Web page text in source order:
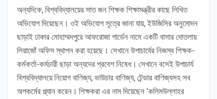
অন্যদিকে, বিশ্ববিদ্যালয়ের সাত জন শিক্ষক শিক্ষামন্ত্রীর কাছে লিখিত
অভিযোগ দিয়েছেন। ওই অভিযোগ সূত্রে জানা যায়, ইউজিসির অনুমোদন
ছাড়াই ঢাকার মোহাম্মদপুরে আফরোজা গার্ডেন নামে একটি বাসার দোতলায়
লিয়াজোঁ অফিস স্থাপন করা হয়েছে। সেখানে উপাচার্যের নিজস্ব শিক্ষক-
কর্মকর্তা-কর্মচারী ছাড়া অন্যদের প্রবেশ নিষেধ। সেখানে বসেই উপাচার্য
বিশ্ববিদ্যালয়ে নিয়োগ বাণিজ্য, ভাউচার বাণিজ্য, টেন্ডার বাণিজ্যসহ সব
অপকর্মের প্ল্যান করেন। শিক্ষকরা এর নাম দিয়েছেন ‘কলিমউল্লাহর